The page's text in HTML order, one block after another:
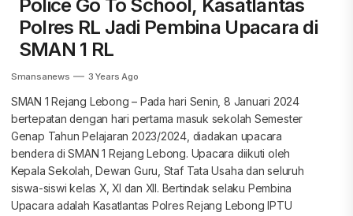
Police Go To School, Kasatlantas
Polres RL Jadi Pembina Upacara di
SMAN 1 RL
Smansanews 3 Years Ago
SMAN 1 Rejang Lebong – Pada hari Senin, 8 Januari 2024
bertepatan dengan hari pertama masuk sekolah Semester
Genap Tahun Pelajaran 2023/2024, diadakan upacara
bendera di SMAN 1 Rejang Lebong. Upacara diikuti oleh
Kepala Sekolah, Dewan Guru, Staf Tata Usaha dan seluruh
siswa-siswi kelas X, XI dan XII. Bertindak selaku Pembina
Upacara adalah Kasatlantas Polres Rejang Lebong IPTU